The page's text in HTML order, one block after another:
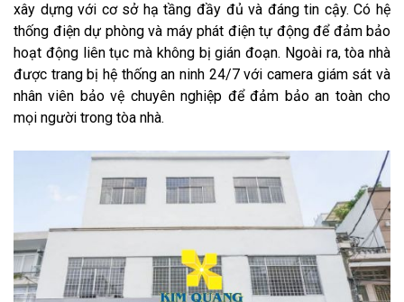
xây dựng với cơ sở hạ tầng đầy đủ và đáng tin cậy. Có hệ
thống điện dự phòng và máy phát điện tự động để đảm bảo
hoạt động liên tục mà không bị gián đoạn. Ngoài ra, tòa nhà
được trang bị hệ thống an ninh 24/7 với camera giám sát và
nhân viên bảo vệ chuyên nghiệp để đảm bảo an toàn cho
mọi người trong tòa nhà.